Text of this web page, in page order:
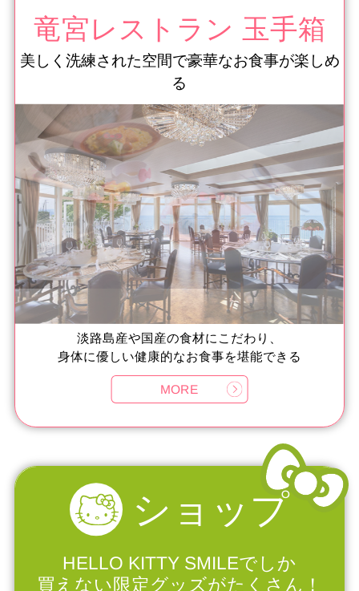
竜宮レストラン 玉手箱
美しく洗練された空間で豪華なお食事が楽しめ
る
淡路島産や国産の食材にこだわり、
身体に優しい健康的なお食事を堪能できる
MORE
ショップ
HELLO KITTY SMILEでしか
買えない限定グッズがたくさん！